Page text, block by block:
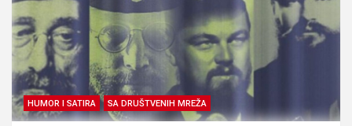
HUMOR I SATIRA SA DRUŠTVENIH MREŽA